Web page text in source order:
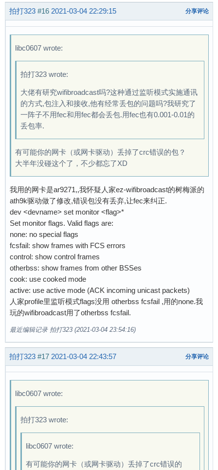
8320 data packets sent (interface rate:
8448 data packets sent (interface rate:
8576 data packets sent (interface rate:
8832 data packets sent (interface rate:
8960 data packets sent (interface rate:
9088 data packets sent (interface rate:
9344 data packets sent (interface rate:
9472 data packets sent (interface rate:
9600 data packets sent (interface rate:
9728 data packets sent (interface rate:
9856 data packets sent (interface rate:
9984 data packets sent (interface rate:
10112 data packets sent (interface rate:
10368 data packets sent (interface rate:
10496 data packets sent (interface rate:
10624 data packets sent (interface rate:
10752 data packets sent (interface rate:
10880 data packets sent (interface rate:
11008 data packets sent (interface rate:
11648 data packets sent (interface rate:
11776 data packets sent (interface rate:
11904 data packets sent (interface rate:
12032 data packets sent (interface rate:
12160 data packets sent (interface rate:
12288 data packets sent (interface rate:
12544 data packets sent (interface rate:
12800 data packets sent (interface rate:
12928 data packets sent (interface rate:
13056 data packets sent (interface rate:
13312 data packets sent (interface rate:
13568 data packets sent (interface rate:
拍打323 #16 2021-03-04 22:29:15 分享评论
libc0607 wrote:
拍打323 wrote:
大佬有研究wifibroadcast吗?这种通过监听模式实施通讯
的方式,包注入和接收,他有经常丢包的问题吗?我研究了
一阵子不用fec和用fec都会丢包.用fec也有0.001-0.01的
丢包率.
有可能你的网卡（或网卡驱动）丢掉了crc错误的包？
大半年没碰这个了，不少都忘了XD
我用的网卡是ar9271,,我怀疑人家ez-wifibroadcast的树梅派的
ath9k驱动做了修改,错误包没有丢弃,让fec来纠正.
dev <devname> set monitor <flag>*
Set monitor flags. Valid flags are:
none: no special flags
fcsfail: show frames with FCS errors
control: show control frames
otherbss: show frames from other BSSes
cook: use cooked mode
active: use active mode (ACK incoming unicast packets)
人家profile里监听模式flags没用 otherbss fcsfail ,用的none.我
玩的wifibroadcast用了otherbss fcsfail.
最近编辑记录 拍打323 (2021-03-04 23:54:16)
拍打323 #17 2021-03-04 22:43:57 分享评论
libc0607 wrote:
拍打323 wrote:
libc0607 wrote:
有可能你的网卡（或网卡驱动）丢掉了crc错误的